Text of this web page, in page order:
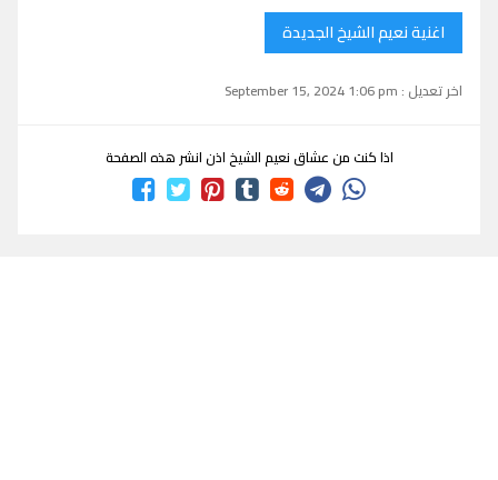
اغنية نعيم الشيخ الجديدة
اخر تعديل : September 15, 2024 1:06 pm
اذا كنت من عشاق نعيم الشيخ اذن انشر هذه الصفحة